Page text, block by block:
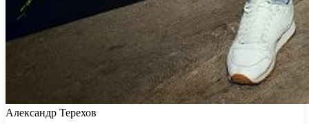
Александр Терехов